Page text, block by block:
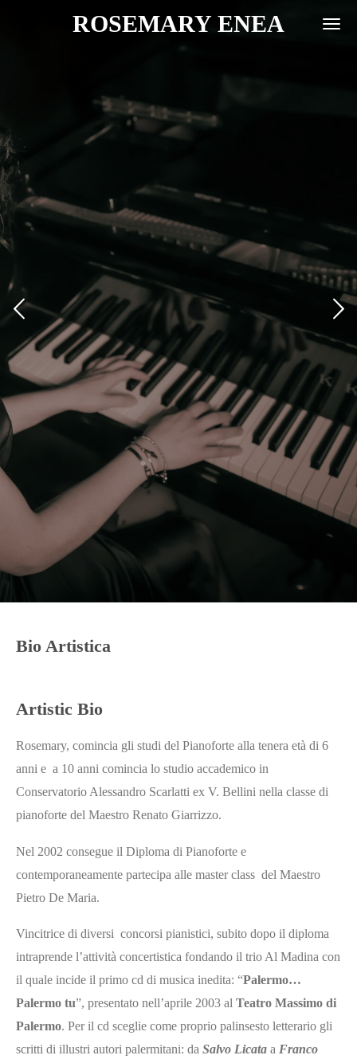
ROSEMARY ENEA
Bio Artistica
Artistic Bio
Rosemary, comincia gli studi del Pianoforte alla tenera età di 6
anni e a 10 anni comincia lo studio accademico in
Conservatorio Alessandro Scarlatti ex V. Bellini nella classe di
pianoforte del Maestro Renato Giarrizzo.
Nel 2002 consegue il Diploma di Pianoforte e
contemporaneamente partecipa alle master class del Maestro
Pietro De Maria.
Vincitrice di diversi concorsi pianistici, subito dopo il diploma
intraprende l’attività concertistica fondando il trio Al Madina con
il quale incide il primo cd di musica inedita: “Palermo…
Palermo tu”, presentato nell’aprile 2003 al Teatro Massimo di
Palermo. Per il cd sceglie come proprio palinsesto letterario gli
scritti di illustri autori palermitani: da Salvo Licata a Franco